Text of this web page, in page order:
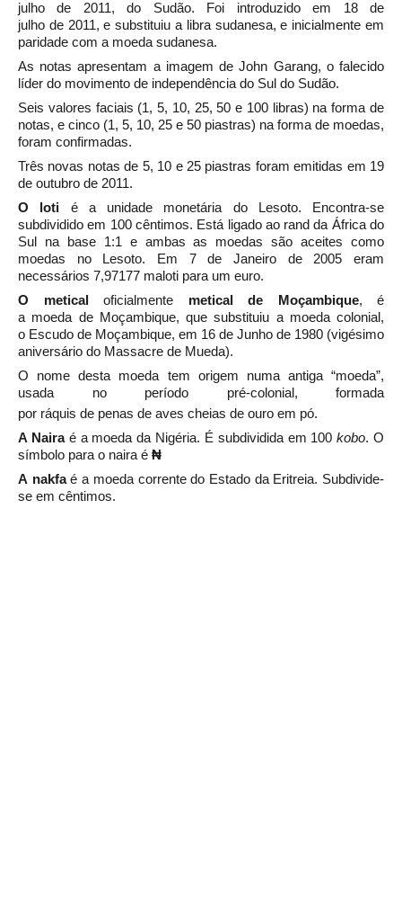
julho
de 2011, do Sudão. Foi introduzido em
18 de
julho de 2011, e substituiu a libra sudanesa, e inicialmente em
paridade com a moeda sudanesa.
As notas apresentam a imagem de John Garang, o falecido
líder do movimento de independência do Sul do Sudão.
Seis valores faciais (1, 5, 10, 25, 50 e 100 libras) na forma de
notas, e cinco (1, 5, 10, 25 e 50 piastras) na forma de moedas,
foram confirmadas.
Três novas notas de 5, 10 e 25 piastras foram emitidas em 19
de outubro de 2011.
O
loti é a unidade monetária do
Lesoto. Encontra-se
subdividido em 100 cêntimos. Está ligado ao rand da África do
Sul na base 1:1 e ambas as moedas são aceites como
moedas no
Lesoto. Em 7 de Janeiro de 2005
eram
necessários 7,97177 maloti para um euro.
O
metical oficialmente metical de Moçambique, é
a moeda de Moçambique, que substituiu a moeda colonial,
o Escudo de Moçambique, em 16 de Junho de 1980 (vigésimo
aniversário do Massacre de Mueda).
O nome desta moeda tem origem numa antiga “moeda”,
usada no período pré-colonial, formada
por ráquis de penas de aves cheias de ouro em pó.
A Naira é a moeda da Nigéria. É subdividida em 100 kobo. O
símbolo para o naira é ₦
A nakfa é a moeda corrente do Estado da Eritreia. Subdivide-
se em cêntimos.